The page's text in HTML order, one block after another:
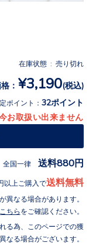
在庫状態 : 売り切れ
： ¥3,190(税込)
ポイント： 32ポイント
お取扱い出来ません
全国一律 送料880円
以上ご購入で送料無料
異なる場合があります。
ちら をご確認ください。
る為、このページでの獲
なる場合がございます。